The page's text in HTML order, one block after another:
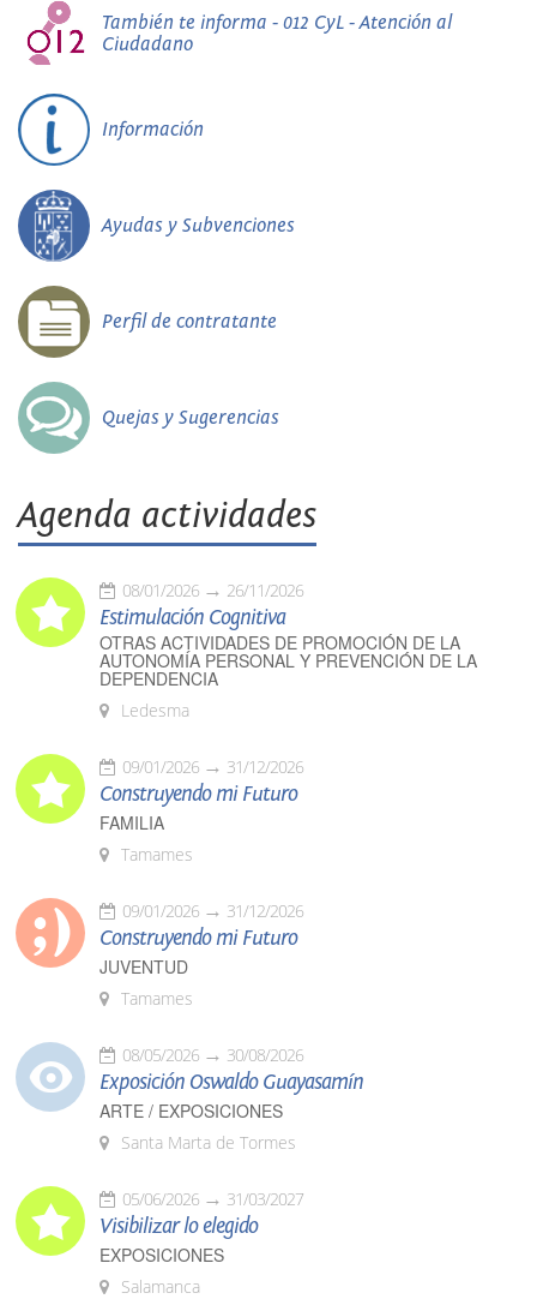
También te informa - 012 CyL - Atención al
Ciudadano
Información
Ayudas y Subvenciones
Perfil de contratante
Quejas y Sugerencias
Agenda actividades
08/01/2026 26/11/2026
Estimulación Cognitiva
OTRAS ACTIVIDADES DE PROMOCIÓN DE LA
AUTONOMÍA PERSONAL Y PREVENCIÓN DE LA
DEPENDENCIA
Ledesma
09/01/2026 31/12/2026
Construyendo mi Futuro
FAMILIA
Tamames
09/01/2026 31/12/2026
Construyendo mi Futuro
JUVENTUD
Tamames
08/05/2026 30/08/2026
Exposición Oswaldo Guayasamín
ARTE / EXPOSICIONES
Santa Marta de Tormes
05/06/2026 31/03/2027
Visibilizar lo elegido
EXPOSICIONES
Salamanca